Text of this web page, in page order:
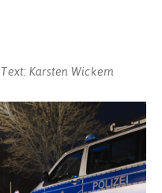
Text: Karsten Wickern